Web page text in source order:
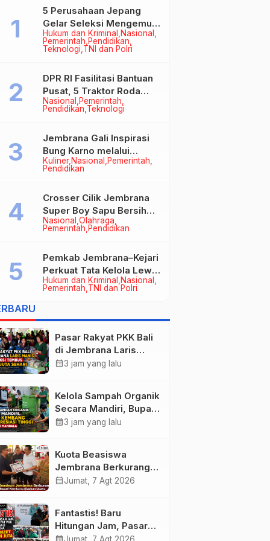
Hukum dan Kriminal
Nasional
Pemerintah Pendidikan
Teknologi TNI dan Polri
5 Perusahaan Jepang
Gelar Seleksi Mengemudi
di Jembrana, Buka
Peluang Kerja bagi Calon
Nasional
Pemerintah
Pendidikan Teknologi
DPR RI Fasilitasi Bantuan
Pusat, 5 Traktor Roda
Empat Resmi Perkuat
Mekanisasi Pertanian
Kuliner Nasional
Pemerintah
Pendidikan
Jembrana Gali Inspirasi
Bung Karno melalui
Lomba Cipta Menu
Nasional Olahraga
Pemerintah Pendidikan
Crosser Cilik Jembrana
Super Boy Sapu Bersih
Empat Gelar Motocross
Hukum dan Kriminal
Nasional
Pemerintah TNI dan Polri
Pemkab Jembrana–Kejari
Perkuat Tata Kelola Lewat
Kerja Sama Hukum Datun
Pasar Rakyat PKK Bali
di Jembrana Laris
Manis, Transaksi
calendar_month3 jam yang lalu
Kelola Sampah Organik
Secara Mandiri, Bupati
Kembang Beri
calendar_month3 jam yang lalu
Kuota Beasiswa
Jembrana Berkurang,
Bupati Kembang
II
calendar_monthJumat, 7 Agt 2026
Fantastis! Baru
Hitungan Jam, Pasar
Rakyat PKK Provinsi
calendar_month